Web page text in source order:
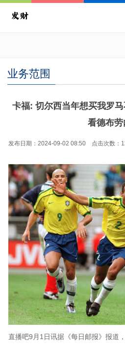
业务范围
卡福: 切尔西当年想买我罗
看德布劳
发布日期：2024-09-02 08:50 点击次数：
直播吧9月1日讯据《每日邮报》报道